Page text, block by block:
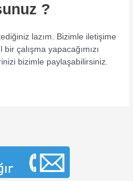
?
lazım. Bizimle iletişime
çalışma yapacağımızı
bizimle paylaşabilirsiniz.